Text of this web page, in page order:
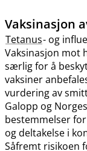
Vaksinasjon
Tetanus- og
Vaksinasjon mot
særlig for å
vaksiner
vurdering av
Galopp og
bestemmelser
og deltakelse i
Såfremt risikoen